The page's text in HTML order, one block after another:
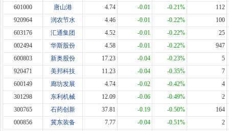
601000
唐山港 4.74 -0.01 -0.21%
112
920964
润农节水 4.46 -0.01 -0.22%
100
603176
汇通集团 4.52 -0.01 -0.22%
25
002494
华斯股份 4.58 -0.01 -0.22%
947
600803
新奥股份 17.23 -0.04 -0.23%
5
920471
美邦科技 11.23 -0.04 -0.35%
7
600149
廊坊发展 4.74 -0.02 -0.42%
4
301298
东利机械 12.09 -0.06 -0.49%
2
300765
石药创新 37.81 -0.19 -0.50%
164
000856
冀东装备 7.77 -0.04 -0.51%
2